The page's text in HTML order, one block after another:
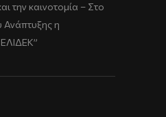
την καινοτομία – Στο
Ανάπτυξης η